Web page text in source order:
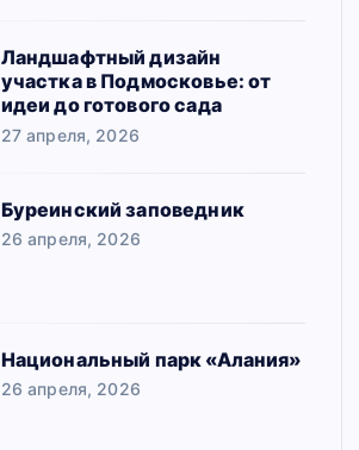
Ландшафтный дизайн
участка в Подмосковье: от
идеи до готового сада
27 апреля, 2026
Буреинский заповедник
26 апреля, 2026
Национальный парк «Алания»
26 апреля, 2026